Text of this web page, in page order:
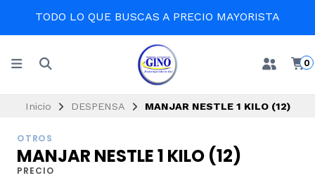
TODO LO QUE BUSCAS A PRECIO MAYORISTA
0
Inicio DESPENSA MANJAR NESTLE 1 KILO (12)
OTROS
MANJAR NESTLE 1 KILO (12)
PRECIO